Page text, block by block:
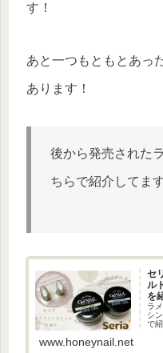
す！
あと一つもともとあっ
あります！
後から発売された
ちらで紹介してま
セ
ル
を
ラ
シ
で
シ
www.honeynail.net